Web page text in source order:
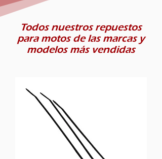
Todos nuestros repuestos
para motos de las marcas y
modelos más vendidas